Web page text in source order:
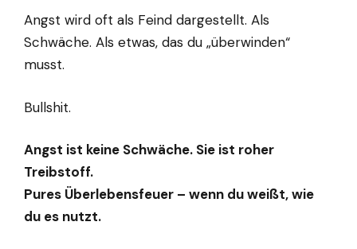
Angst wird oft als Feind dargestellt. Als
Schwäche. Als etwas, das du „überwinden“
musst.
Bullshit.
Angst ist keine Schwäche. Sie ist roher
Treibstoff.
Pures Überlebensfeuer – wenn du weißt, wie
du es nutzt.